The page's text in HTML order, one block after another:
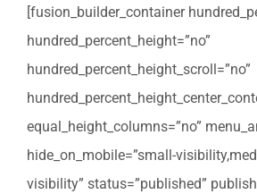
[fusion_builder_container
hundred_percent_height=”no”
hundred_percent_height_scroll=”no”
equal_height_columns=”no”
hide_on_mobile=”small-
visibility” status=”published”